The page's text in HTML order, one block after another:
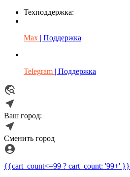
Техподдержка:
Max | Поддержка
Telegram | Поддержка
Ваш город:
Сменить город
{{cart_count<=99 ? cart_count: '99+' }}